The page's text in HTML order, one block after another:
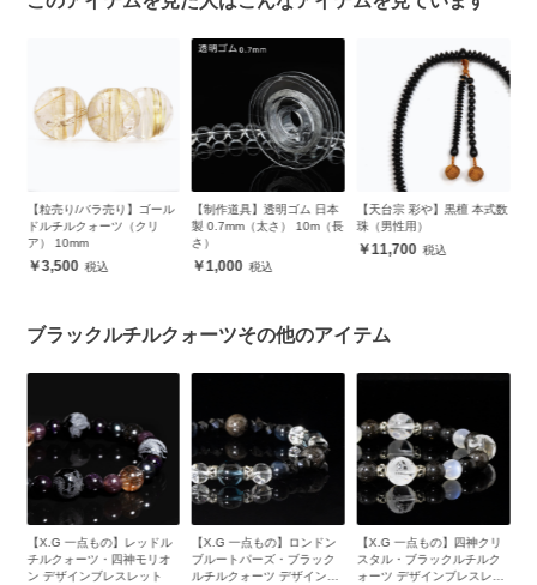
【粒売り/バラ売り】ゴール
ドルチルクォーツ（クリ
ア） 10mm
3,500
【制作道具】透明ゴム 日本
製 0.7mm（太さ） 10m（長
さ）
1,000
【天台宗 彩や】黒檀 本式数
珠（男性用）
11,700
ブラックルチルクォーツその他のアイテム
【X.G 一点もの】レッドル
チルクォーツ・四神モリオ
ン デザインブレスレット
【X.G 一点もの】ロンドン
ブルートパーズ・ブラック
ルチルクォーツ デザインブ
【X.G 一点もの】四神クリ
スタル・ブラックルチルク
ォーツ デザインブレスレッ